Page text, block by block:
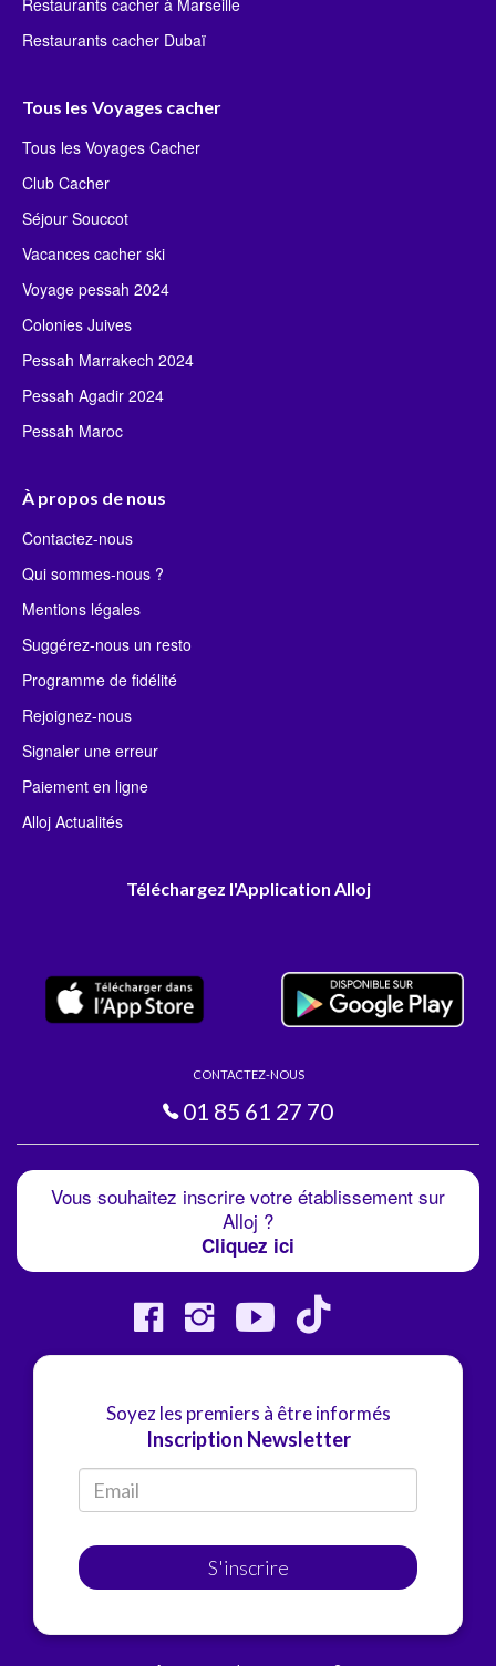
Restaurants cacher Dubaï
Tous les Voyages cacher
Tous les Voyages Cacher
Club Cacher
Séjour Souccot
Vacances cacher ski
Voyage pessah 2024
Colonies Juives
Pessah Marrakech 2024
Pessah Agadir 2024
Pessah Maroc
À propos de nous
Contactez-nous
Qui sommes-nous ?
Mentions légales
Suggérez-nous un resto
Programme de fidélité
Rejoignez-nous
Signaler une erreur
Paiement en ligne
Alloj Actualités
Téléchargez l'Application Alloj
CONTACTEZ-NOUS
01 85 61 27 70
Vous souhaitez inscrire votre établissement sur
Alloj ?
Cliquez ici
Soyez les premiers à être informés
Inscription Newsletter
S'inscrire